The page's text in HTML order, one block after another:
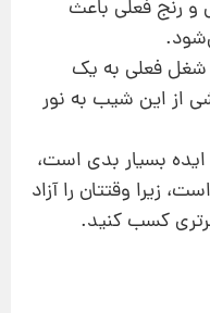
و رنج فعلی باعث
شغل فعلی به یک
از این شیب به نور
ایده بسیار بدی است،
زیرا وقتتان را آزاد
کسب کنید.